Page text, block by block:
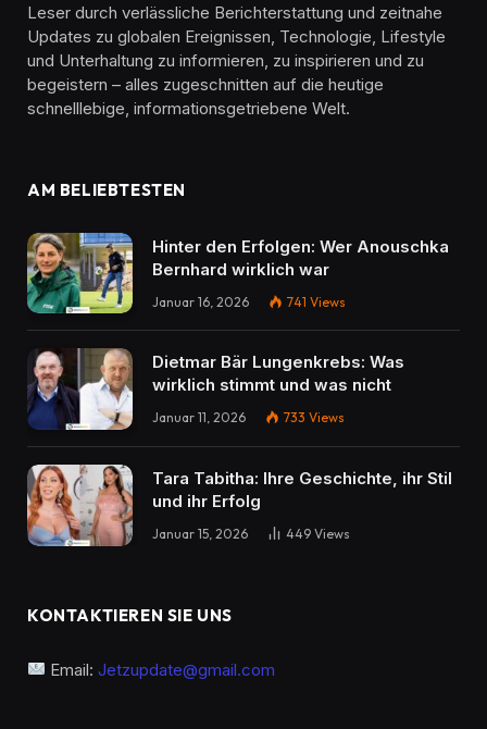
Leser durch verlässliche Berichterstattung und zeitnahe
Updates zu globalen Ereignissen, Technologie, Lifestyle
und Unterhaltung zu informieren, zu inspirieren und zu
begeistern – alles zugeschnitten auf die heutige
schnelllebige, informationsgetriebene Welt.
AM BELIEBTESTEN
Hinter den Erfolgen: Wer Anouschka
Bernhard wirklich war
Januar 16, 2026 741 Views
Dietmar Bär Lungenkrebs: Was
wirklich stimmt und was nicht
Januar 11, 2026 733 Views
Tara Tabitha: Ihre Geschichte, ihr Stil
und ihr Erfolg
Januar 15, 2026 449 Views
KONTAKTIEREN SIE UNS
Email:Jetzupdate@gmail.com